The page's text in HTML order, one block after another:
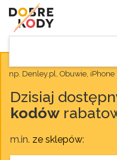
np. Denley.pl, Obuwie, iPhone
Dzisiaj
kodów
m.in. ze sklepów: